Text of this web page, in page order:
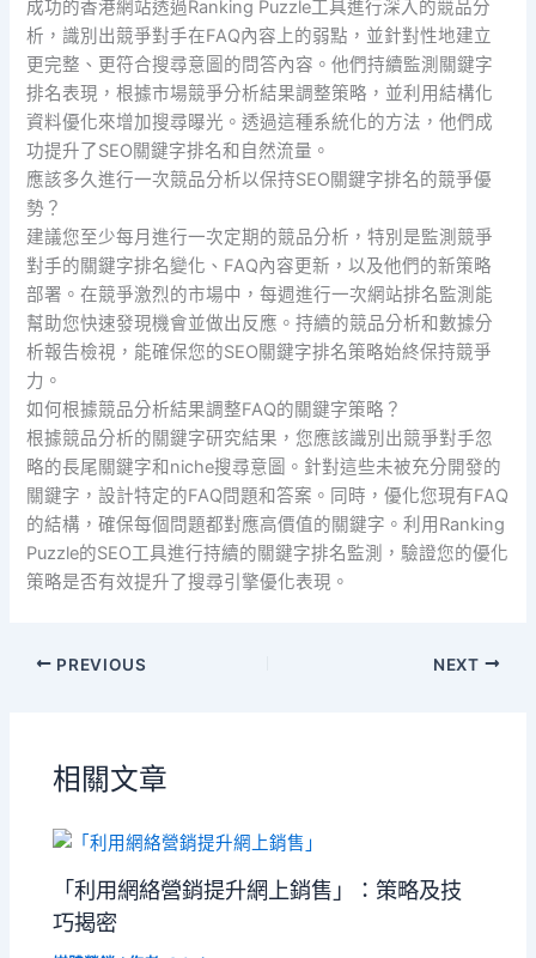
成功的香港網站透過Ranking Puzzle工具進行深入的競品分
析，識別出競爭對手在FAQ內容上的弱點，並針對性地建立
更完整、更符合搜尋意圖的問答內容。他們持續監測關鍵字
排名表現，根據市場競爭分析結果調整策略，並利用結構化
資料優化來增加搜尋曝光。透過這種系統化的方法，他們成
功提升了SEO關鍵字排名和自然流量。
應該多久進行一次競品分析以保持SEO關鍵字排名的競爭優
勢？
建議您至少每月進行一次定期的競品分析，特別是監測競爭
對手的關鍵字排名變化、FAQ內容更新，以及他們的新策略
部署。在競爭激烈的市場中，每週進行一次網站排名監測能
幫助您快速發現機會並做出反應。持續的競品分析和數據分
析報告檢視，能確保您的SEO關鍵字排名策略始終保持競爭
力。
如何根據競品分析結果調整FAQ的關鍵字策略？
根據競品分析的關鍵字研究結果，您應該識別出競爭對手忽
略的長尾關鍵字和niche搜尋意圖。針對這些未被充分開發的
關鍵字，設計特定的FAQ問題和答案。同時，優化您現有FAQ
的結構，確保每個問題都對應高價值的關鍵字。利用Ranking
Puzzle的SEO工具進行持續的關鍵字排名監測，驗證您的優化
策略是否有效提升了搜尋引擎優化表現。
PREVIOUS NEXT
相關文章
「利用網絡營銷提升網上銷售」：策略及技
巧揭密